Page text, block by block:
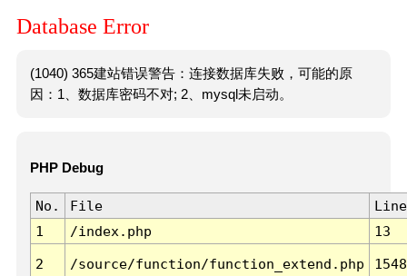
Database Error
(1040) 365建站错误警告：连接数据库失败，可能的原
因：1、数据库密码不对; 2、mysql未启动。
PHP Debug
No. File
Line
1
/index.php 13
2 /source/function/function_extend.php 1548